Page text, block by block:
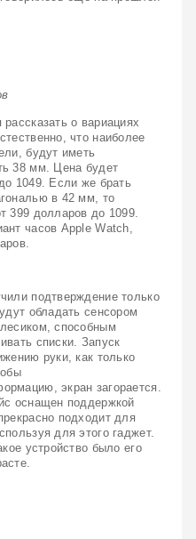
о вариациях
что наиболее
будут иметь
38 мм. Цена будет
1049. Если же брать
в 42 мм, то
399 долларов до 1099.
часов Apple Watch,
подтверждение только
обладать сенсором
способным
списки. Запуск
руки, как только
экран загорается.
оснащен поддержкой
подходит для
для этого гаджет.
устройство было его